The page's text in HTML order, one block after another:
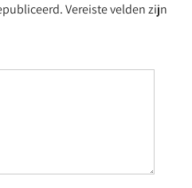
Vereiste velden zijn